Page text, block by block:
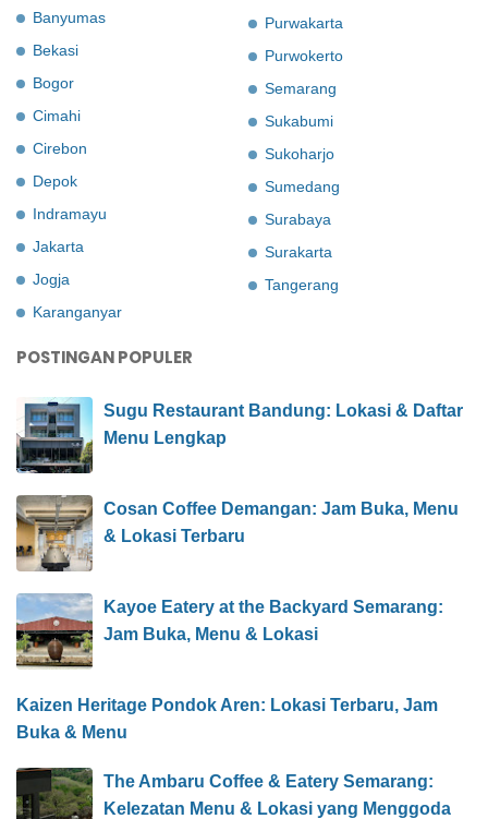
Banyumas
Bekasi
Bogor
Cimahi
Cirebon
Depok
Indramayu
Jakarta
Jogja
Karanganyar
Purwakarta
Purwokerto
Semarang
Sukabumi
Sukoharjo
Sumedang
Surabaya
Surakarta
Tangerang
POSTINGAN POPULER
Sugu Restaurant Bandung: Lokasi & Daftar
Menu Lengkap
Cosan Coffee Demangan: Jam Buka, Menu
& Lokasi Terbaru
Kayoe Eatery at the Backyard Semarang:
Jam Buka, Menu & Lokasi
Kaizen Heritage Pondok Aren: Lokasi Terbaru, Jam
Buka & Menu
The Ambaru Coffee & Eatery Semarang:
Kelezatan Menu & Lokasi yang Menggoda